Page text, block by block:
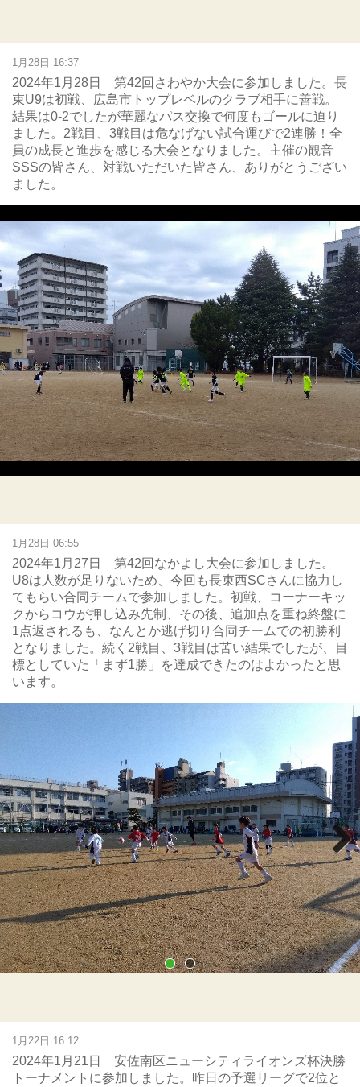
1月28日 16:37
2024年1月28日 第42回さわやか大会に参加しました。長
束U9は初戦、広島市トップレベルのクラブ相手に善戦。
結果は0-2でしたが華麗なパス交換で何度もゴールに迫り
ました。2戦目、3戦目は危なげない試合運びで2連勝！全
員の成長と進歩を感じる大会となりました。主催の観音
SSSの皆さん、対戦いただいた皆さん、ありがとうござい
ました。
1月28日 06:55
2024年1月27日 第42回なかよし大会に参加しました。
U8は人数が足りないため、今回も長束西SCさんに協力し
てもらい合同チームで参加しました。初戦、コーナーキッ
クからコウが押し込み先制、その後、追加点を重ね終盤に
1点返されるも、なんとか逃げ切り合同チームでの初勝利
となりました。続く2戦目、3戦目は苦い結果でしたが、目
標としていた「まず1勝」を達成できたのはよかったと思
います。
Next
1月22日 16:12
2024年1月21日 安佐南区ニューシティライオンズ杯決勝
トーナメントに参加しました。昨日の予選リーグで2位と